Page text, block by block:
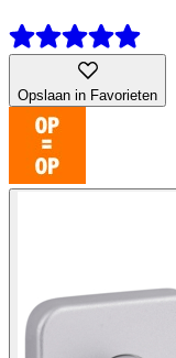
Opslaan in Favorieten